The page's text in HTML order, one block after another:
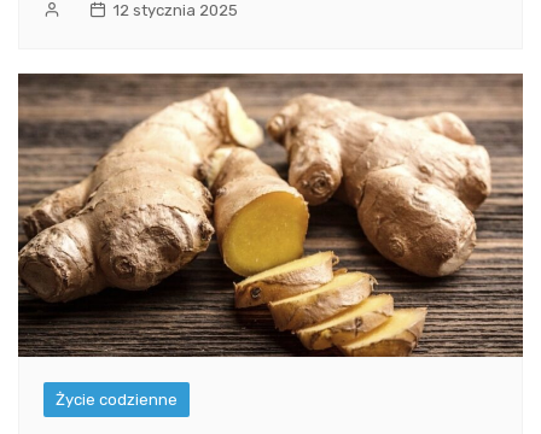
12 stycznia 2025
Życie codzienne